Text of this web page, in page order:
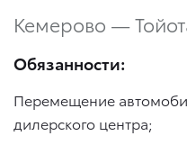
Кемерово —
Обязанности:
Перемещение
дилерского центра;